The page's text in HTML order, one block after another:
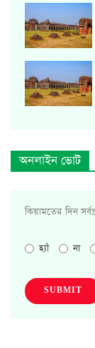
অনলাইন ভোট
কিয়ামতের দিন
হ্যাঁ না
SUBMIT